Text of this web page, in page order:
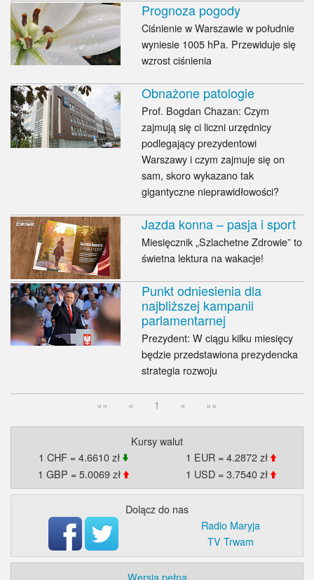
Prognoza pogody
Ciśnienie w Warszawie w południe
wyniesie 1005 hPa. Przewiduje się
wzrost ciśnienia
Obnażone patologie
Prof. Bogdan Chazan: Czym
zajmują się ci liczni urzędnicy
podlegający prezydentowi
Warszawy i czym zajmuje się on
sam, skoro wykazano tak
gigantyczne nieprawidłowości?
Jazda konna – pasja i sport
Miesięcznik „Szlachetne Zdrowie” to
świetna lektura na wakacje!
Punkt odniesienia dla
najbliższej kampanii
parlamentarnej
Prezydent: W ciągu kilku miesięcy
będzie przedstawiona prezydencka
strategia rozwoju
«« « 1 » »»
Kursy walut
1 CHF = 4.6610 zł
1 EUR = 4.2872 zł
1 GBP = 5.0069 zł
1 USD = 3.7540 zł
Dolącz do nas
Radio Maryja
TV Trwam